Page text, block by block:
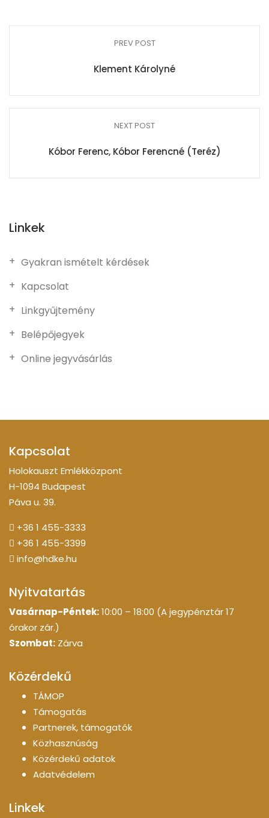
PREV POST
Klement Károlyné
NEXT POST
Kóbor Ferenc, Kóbor Ferencné (Teréz)
Linkek
Gyakran ismételt kérdések
Kapcsolat
Linkgyűjtemény
Belépőjegyek
Online jegyvásárlás
Kapcsolat
Holokauszt Emlékközpont
H-1094 Budapest
Páva u. 39.
+36 1 455-3333
+36 1 455-3399
info@hdke.hu
Nyitvatartás
Vasárnap-Péntek:10:00 – 18:00 (A jegypénztár 17
órakor zár.)
Szombat: Zárva
Közérdekű
TÁMOP
Támogatás
Partnerek, támogatók
Közhasznúság
Közérdekű adatok
Adatvédelem
Linkek